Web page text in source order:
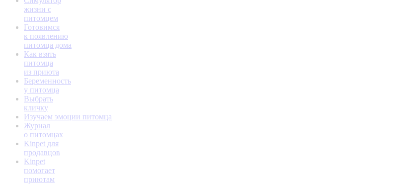
жизни с
питомцем
Готовимся
к появлению
питомца дома
Как взять
питомца
из приюта
Беременность
у питомца
Выбрать
кличку
Изучаем эмоции питомца
Журнал
о питомцах
Kinpet для
продавцов
Kinpet
помогает
приютам